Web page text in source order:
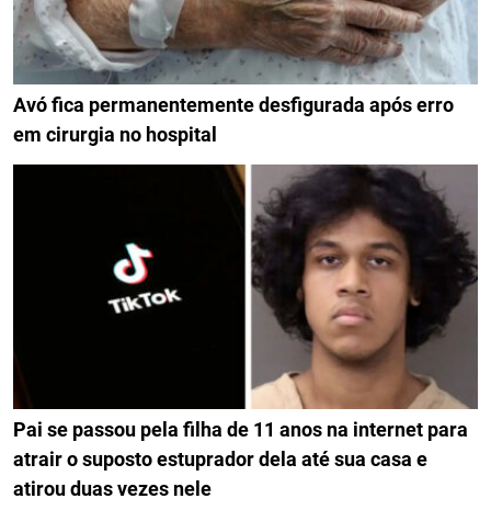
Avó fica permanentemente desfigurada após erro
em cirurgia no hospital
Pai se passou pela filha de 11 anos na internet para
atrair o suposto estuprador dela até sua casa e
atirou duas vezes nele